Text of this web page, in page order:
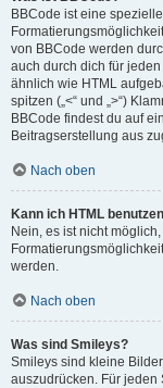
BBCode ist eine
von BBCode werden
auch durch dich für
ähnlich wie HTML
spitzen („<“ und „>“)
BBCode findest du auf
Beitragserstellung aus
Nach oben
Kann ich HTML
Nein, es ist nicht
werden.
Nach oben
Was sind Smileys?
Smileys sind kleine
auszudrücken. Für jeden